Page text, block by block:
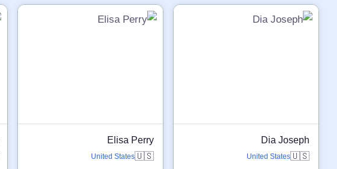
Dia Joseph
🇺🇸
United States
Elisa Perry
🇺🇸
United States